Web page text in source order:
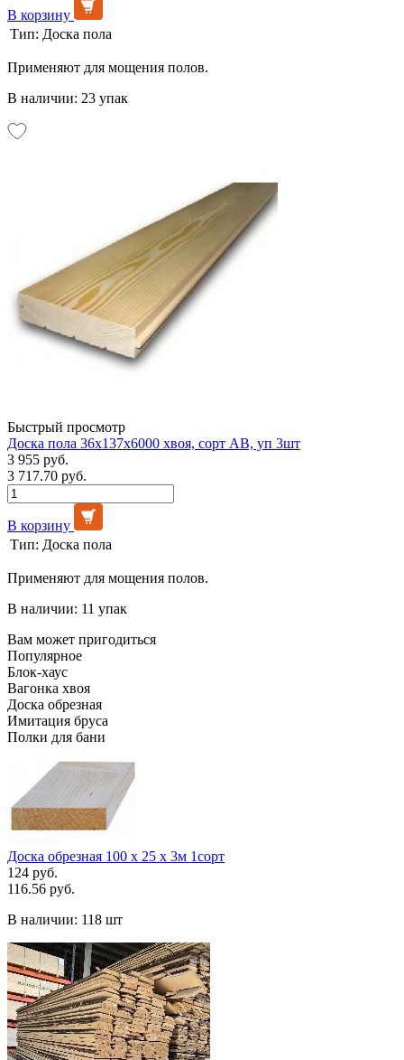
В корзину
Тип: Доска пола
Применяют для мощения полов.
В наличии: 23 упак
Быстрый просмотр
Доска пола 36х137х6000 хвоя, сорт АВ, уп 3шт
3 955 руб.
3 717.70 руб.
В корзину
Тип: Доска пола
Применяют для мощения полов.
В наличии: 11 упак
Вам может пригодиться
Популярное
Блок-хаус
Вагонка хвоя
Доска обрезная
Имитация бруса
Полки для бани
Доска обрезная 100 х 25 х 3м 1сорт
124 руб.
116.56 руб.
В наличии: 118 шт